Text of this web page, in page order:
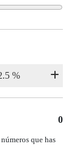
0
que has